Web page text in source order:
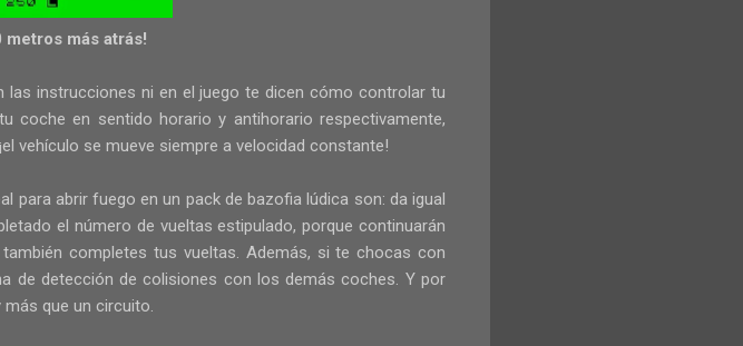
metros más atrás!
las instrucciones ni en el juego te dicen cómo controlar tu
coche en sentido horario y antihorario respectivamente,
vehículo se mueve siempre a velocidad constante!
para abrir fuego en un pack de bazofia lúdica son: da igual
el número de vueltas estipulado, porque continuarán
completes tus vueltas. Además, si te chocas con
de detección de colisiones con los demás coches. Y por
que un circuito.